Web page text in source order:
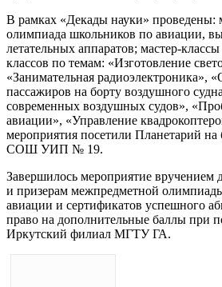
В рамках «Декады науки» проведены:
олимпиада школьников по авиации,
летательных аппаратов; мастер-
классов по темам: «Изготовление
«Занимательная радиоэлектроника»,
пассажиров на борту воздушного
современных воздушных судов»,
авиации», «Управление
мероприятия посетили Планетарий
СОШ УИП № 19.
Завершилось мероприятие вручением
и призерам межпредметной
авиации и сертификатов успешного
право на дополнительные баллы при
Иркутский филиал МГТУ ГА.